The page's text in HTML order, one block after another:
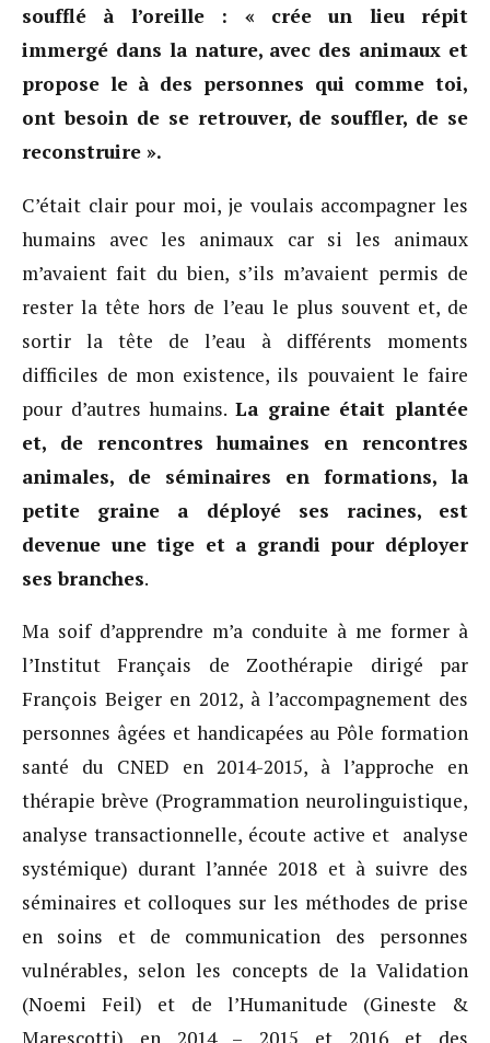
soufflé à l’oreille : « crée un lieu répit
immergé dans la nature, avec des animaux et
propose le à des personnes qui comme toi,
ont besoin de se retrouver, de souffler, de se
reconstruire ».
C’était clair pour moi, je voulais accompagner les
humains avec les animaux car si les animaux
m’avaient fait du bien, s’ils m’avaient permis de
rester la tête hors de l’eau le plus souvent et, de
sortir la tête de l’eau à différents moments
difficiles de mon existence, ils pouvaient le faire
pour d’autres humains. La graine était plantée
et, de rencontres humaines en rencontres
animales, de séminaires en formations, la
petite graine a déployé ses racines, est
devenue une tige et a grandi pour déployer
ses branches.
Ma soif d’apprendre m’a conduite à me former à
l’Institut Français de Zoothérapie dirigé par
François Beiger en 2012, à l’accompagnement des
personnes âgées et handicapées au Pôle formation
santé du CNED en 2014-2015, à l’approche en
thérapie brève (Programmation neurolinguistique,
analyse transactionnelle, écoute active et analyse
systémique) durant l’année 2018 et à suivre des
séminaires et colloques sur les méthodes de prise
en soins et de communication des personnes
vulnérables, selon les concepts de la Validation
(Noemi Feil) et de l’Humanitude (Gineste &